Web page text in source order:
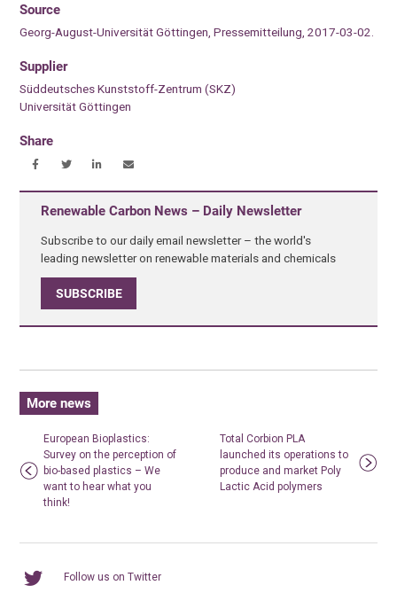
Source
Georg-August-Universität Göttingen, Pressemitteilung, 2017-03-02.
Supplier
Süddeutsches Kunststoff-Zentrum (SKZ)
Universität Göttingen
Share
Renewable Carbon News – Daily Newsletter
Subscribe to our daily email newsletter – the world's
leading newsletter on renewable materials and chemicals
SUBSCRIBE
More news
European Bioplastics:
Survey on the perception of
bio-based plastics – We
want to hear what you
think!
Total Corbion PLA
launched its operations to
produce and market Poly
Lactic Acid polymers
Follow us on Twitter